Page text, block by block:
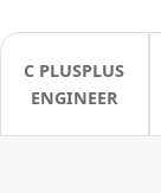
C PLUSPLUS
ENGINEER